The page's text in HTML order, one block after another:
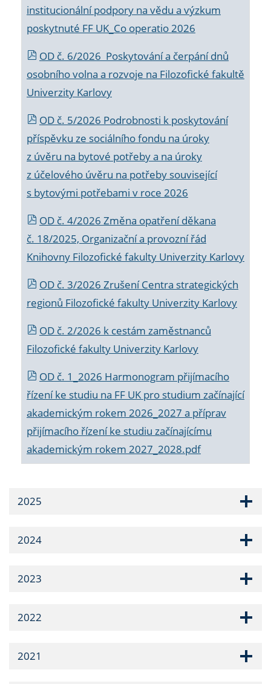
institucionální podpory na vědu a výzkum
poskytnuté FF UK_Co operatio 2026
OD č. 6/2026 Poskytování a čerpání dnů
osobního volna a rozvoje na Filozofické fakultě
Univerzity Karlovy
OD č. 5/2026 Podrobnosti k poskytování
příspěvku ze sociálního fondu na úroky
z úvěru na bytové potřeby a na úroky
z účelového úvěru na potřeby související
s bytovými potřebami v roce 2026
OD č. 4/2026 Změna opatření děkana
č. 18/2025, Organizační a provozní řád
Knihovny Filozofické fakulty Univerzity Karlovy
OD č. 3/2026 Zrušení Centra strategických
regionů Filozofické fakulty Univerzity Karlovy
OD č. 2/2026 k cestám zaměstnanců
Filozofické fakulty Univerzity Karlovy
OD č. 1_2026 Harmonogram přijímacího
řízení ke studiu na FF UK pro studium začínající
akademickým rokem 2026_2027 a příprav
přijímacího řízení ke studiu začínajícímu
akademickým rokem 2027_2028.pdf
2025
2024
2023
2022
2021